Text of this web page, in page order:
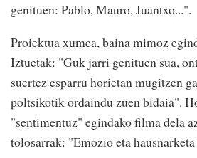
genituen: Pablo, Mauro, Juantxo...".
Proiektua xumea, baina mimoz
Iztuetak: "Guk jarri genituen sua,
suertez esparru horietan mugitzen
poltsikotik ordaindu zuen bidaia".
"sentimentuz" egindako filma dela
tolosarrak: "Emozio eta